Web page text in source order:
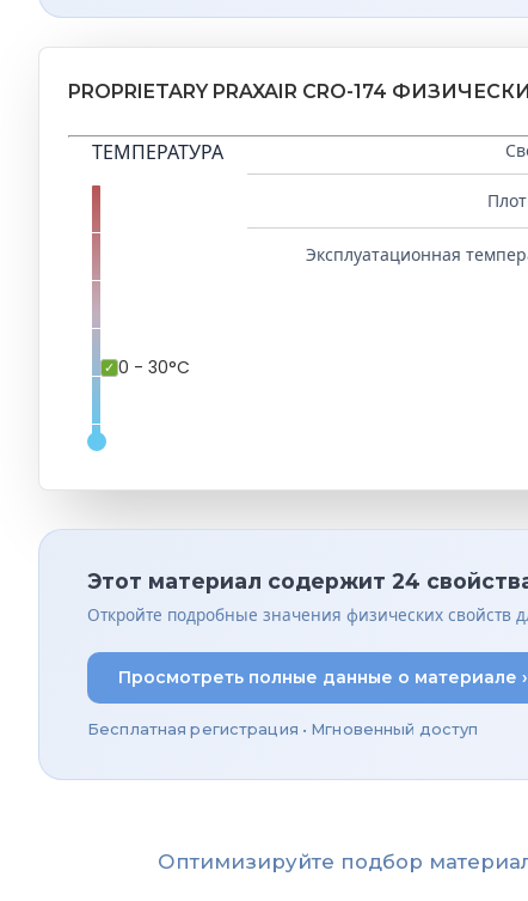
PROPRIETARY PRAXAIR CRO-174
ТЕМПЕРАТУРА
0 - 30°C
Эксплуатационная
Этот материал содержит 24
Откройте подробные значения физических свойств
Просмотреть полные данные о материале ›
Бесплатная регистрация • Мгновенный доступ
Оптимизируйте подбор